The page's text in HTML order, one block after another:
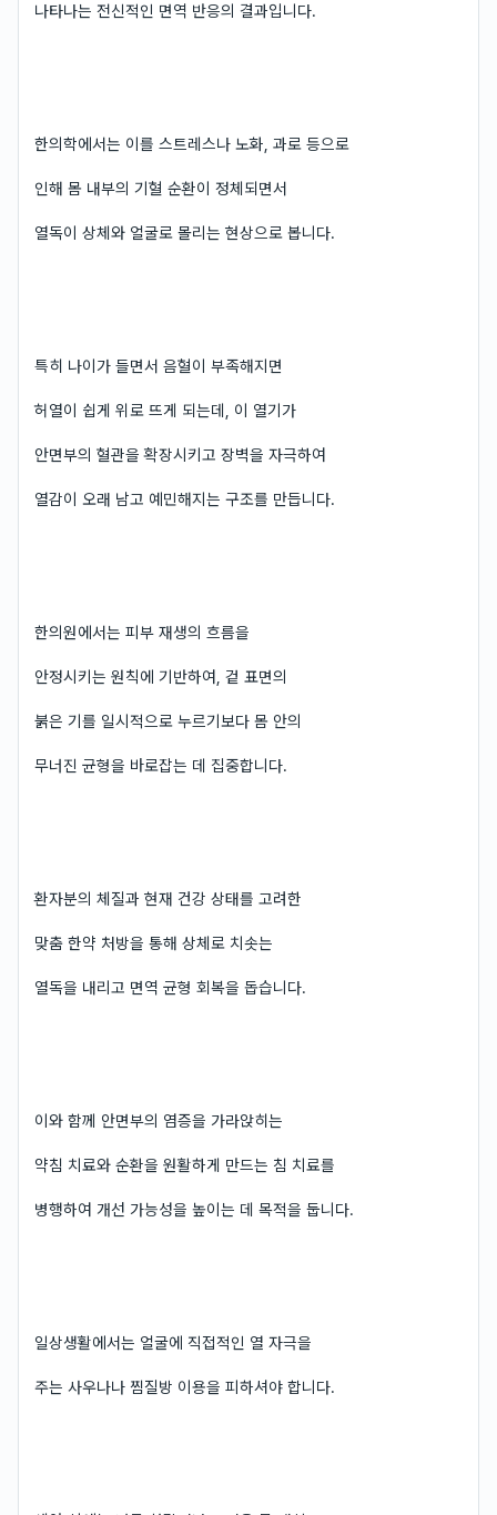
나타나는 전신적인 면역 반응의 결과입니다.
한의학에서는 이를 스트레스나 노화, 과로 등으로
인해 몸 내부의 기혈 순환이 정체되면서
열독이 상체와 얼굴로 몰리는 현상으로 봅니다.
특히 나이가 들면서 음혈이 부족해지면
허열이 쉽게 위로 뜨게 되는데, 이 열기가
안면부의 혈관을 확장시키고 장벽을 자극하여
열감이 오래 남고 예민해지는 구조를 만듭니다.
한의원에서는 피부 재생의 흐름을
안정시키는 원칙에 기반하여, 겉 표면의
붉은 기를 일시적으로 누르기보다 몸 안의
무너진 균형을 바로잡는 데 집중합니다.
환자분의 체질과 현재 건강 상태를 고려한
맞춤 한약 처방을 통해 상체로 치솟는
열독을 내리고 면역 균형 회복을 돕습니다.
이와 함께 안면부의 염증을 가라앉히는
약침 치료와 순환을 원활하게 만드는 침 치료를
병행하여 개선 가능성을 높이는 데 목적을 둡니다.
일상생활에서는 얼굴에 직접적인 열 자극을
주는 사우나나 찜질방 이용을 피하셔야 합니다.